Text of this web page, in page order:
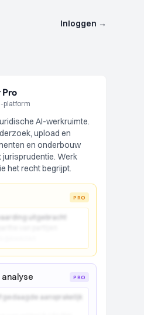
Inloggen →
Pro
platform
AI-werkruimte.
upload en
en onderbouw
Werk
het recht begrijpt.
PRO
uitgebracht
analyse PRO
gedaagde aansprakelijk